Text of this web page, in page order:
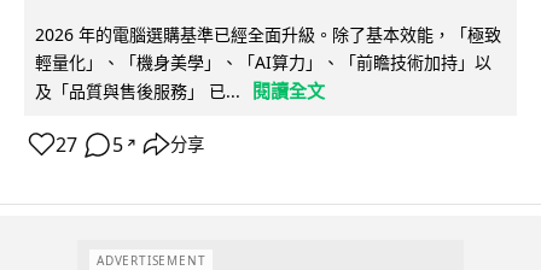
2026 年的電腦選購基準已經全面升級。除了基本效能，「極致
輕量化」、「機身美學」、「AI算力」、「前瞻技術加持」以
及「品質與售後服務」 已...
閱讀全文
27 5 ↗ 分享
ADVERTISEMENT